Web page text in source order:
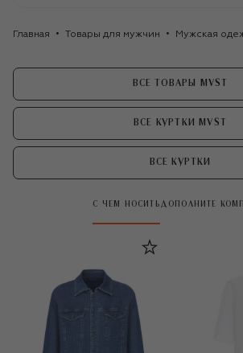
Главная Товары для мужчин Мужская
ВСЕ ТОВАРЫ MVST
ВСЕ КУРТКИ MVST
ВСЕ КУРТКИ
С ЧЕМ НОСИТЬ ДОПОЛНИТЕ